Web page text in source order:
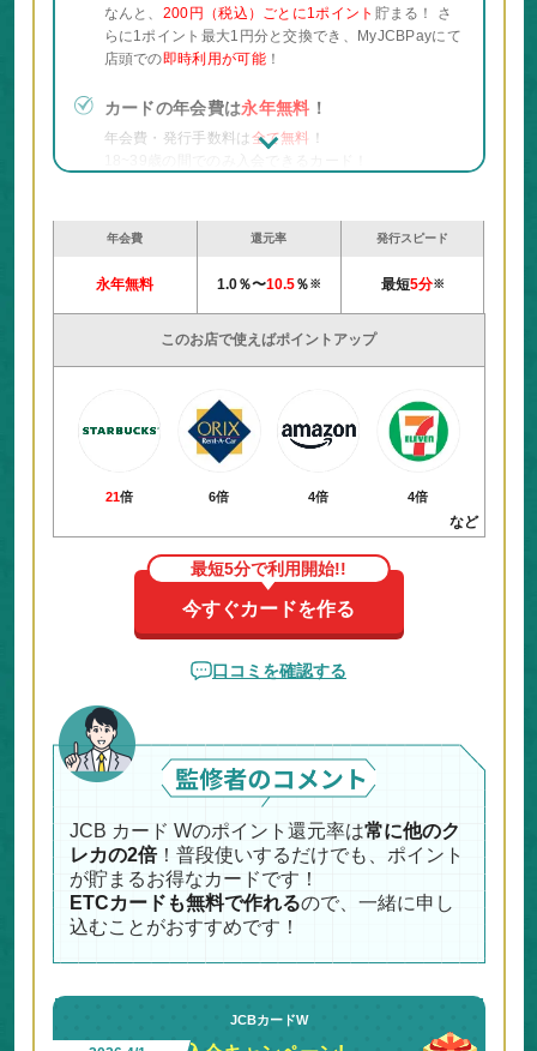
なんと、 200円（税込）ごとに1ポイント 貯まる！ さ
らに1ポイント最大1円分と交換でき、MyJCBPayにて
店頭での即時利用が可能！
カードの年会費は永年無料 ！
年会費・発行手数料は 全て無料
！
Amazon.co.jp、セブン-イレブン、スターバックス等
店は日本中
にあるので気づいたら貯まっているか
貯めたポイントは毎月のカード支払いの金額に仕様し
たり、Amazon.co.jp等のギフトカードや
ANA/JALマイルともお得に交換できる！
最短 でカードの作成が可能！
スマホで申し込めば5分※で審査が完了！
審査が完了すればカード番号が発行されるのですぐ
払いに使用できる！
年会費
永年無料
還元率
1.0％〜10.5％※
発行スピード
最短5分※
このお店で使えばポイントアップ
21倍 6倍 4倍 4倍
など
今すぐカードを作る
最短5分で利用開始!!
口コミを確認する
JCB カード Wのポイント還元率は常に他のク
レカの2倍！普段使いするだけでも、ポイント
が貯まるお得なカードです！
ETCカードも無料で作れるので、一緒に申し
込むことがおすすめです！
JCBカードW